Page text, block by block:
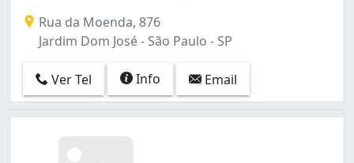
Rua da Moenda, 876
Jardim Dom José - São Paulo - SP
Ver Tel Info Email